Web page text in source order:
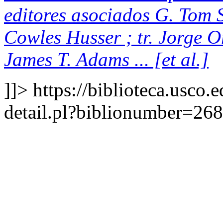
editores asociados G. Tom
Cowles Husser ; tr. Jorge
James T. Adams ... [et al.]
]]> https://